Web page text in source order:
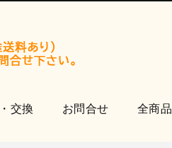
交換 お問合せ 全商品